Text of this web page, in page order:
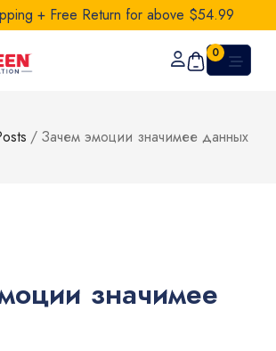
+ Free Return for above $54.99
0
/ Зачем эмоции значимее данных
значимее